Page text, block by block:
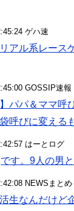
ゲハ速
アル系レース
GOSSIP速報
】パパ＆ママ呼
呼びに変える
はーとログ
です。9人の男
NEWSまと
活生なんだけど